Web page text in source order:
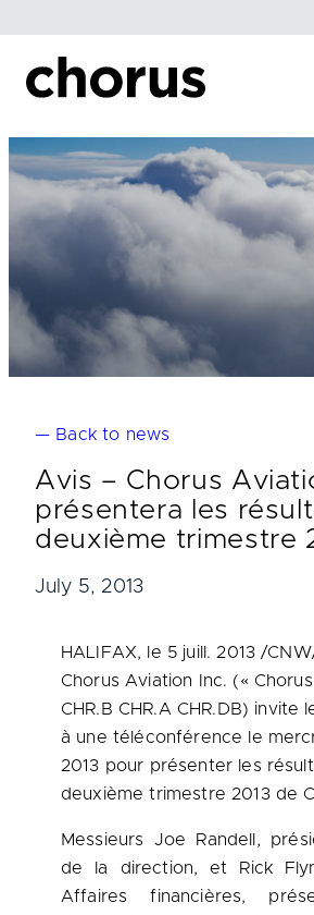
content
— Back to news
Avis – Chorus
présentera les
deuxième trimestre
July 5, 2013
HALIFAX, le 5 juill. 2013 /
Chorus Aviation Inc. («
CHR.B CHR.A CHR.DB) invite
à une téléconférence le
2013 pour présenter les
deuxième trimestre 2013 de
Messieurs Joe Randell,
de la direction, et
Rick
Affaires financières,